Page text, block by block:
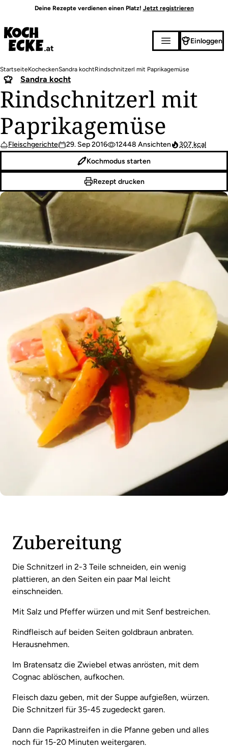
Inhalt
Deine Rezepte verdienen einen Platz! Jetzt registrieren
Einloggen
Pfadnavigation
StartseiteKocheckenSandra kochtRindschnitzerl mit Paprikagemüse
Rindschnitzerl mit
Paprikagemüse
Fleischgerichte 29. Sep 2016 12448 Ansichten 307 kcal
Sandra kocht
Kochmodus starten
Rezept drucken
Zubereitung
Die Schnitzerl in 2-3 Teile schneiden, ein wenig
plattieren, an den Seiten ein paar Mal leicht
einschneiden.
Mit Salz und Pfeffer würzen und mit Senf bestreichen.
Rindfleisch auf beiden Seiten goldbraun anbraten.
Herausnehmen.
Im Bratensatz die Zwiebel etwas anrösten, mit dem
Cognac ablöschen, aufkochen.
Fleisch dazu geben, mit der Suppe aufgießen, würzen.
Die Schnitzerl für 35-45 zugedeckt garen.
Dann die Paprikastreifen in die Pfanne geben und alles
noch für 15-20 Minuten weitergaren.